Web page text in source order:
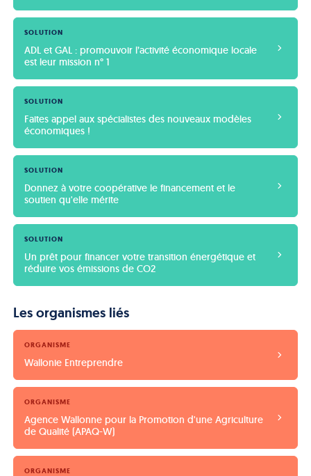
SOLUTION
ADL et GAL : promouvoir l’activité économique locale
est leur mission n° 1
SOLUTION
Faites appel aux spécialistes des nouveaux modèles
économiques !
SOLUTION
Donnez à votre coopérative le financement et le
soutien qu'elle mérite
SOLUTION
Un prêt pour financer votre transition énergétique et
réduire vos émissions de CO2
Les organismes liés
ORGANISME
Wallonie Entreprendre
ORGANISME
Agence Wallonne pour la Promotion d'une Agriculture
de Qualité (APAQ-W)
ORGANISME